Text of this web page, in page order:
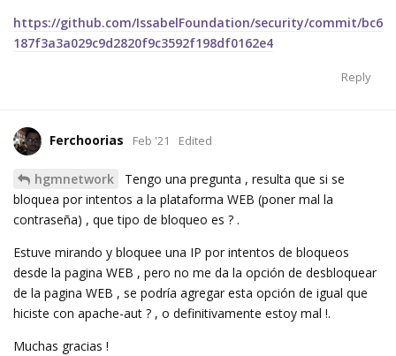
https://github.com/IssabelFoundation/security/commit/bc6
187f3a3a029c9d2820f9c3592f198df0162e4
Reply
Ferchoorias Feb '21 Edited
hgmnetwork
Tengo una pregunta , resulta que si se
bloquea por intentos a la plataforma WEB (poner mal la
contraseña) , que tipo de bloqueo es ? .
Estuve mirando y bloquee una IP por intentos de bloqueos
desde la pagina WEB , pero no me da la opción de desbloquear
de la pagina WEB , se podría agregar esta opción de igual que
hiciste con apache-aut ? , o definitivamente estoy mal !.
Muchas gracias !